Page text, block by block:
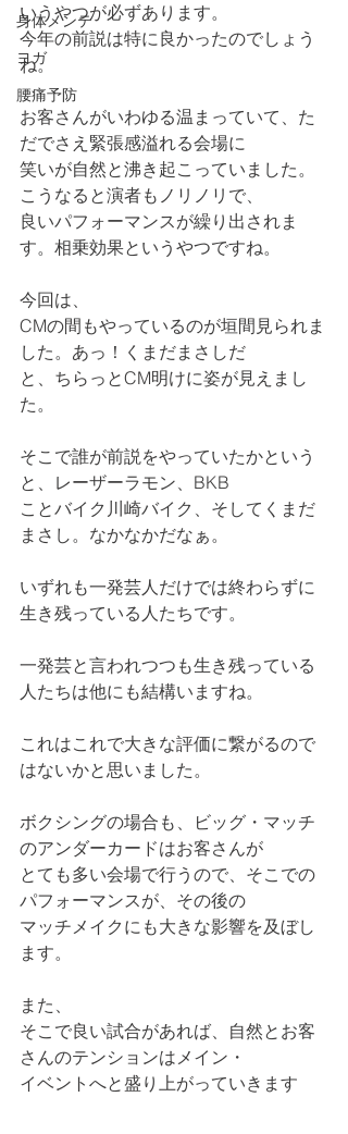
身体メンテ
ヨガ
腰痛予防
いうやつが必ずあります。
今年の前説は特に良かったのでしょう
ね。
お客さんがいわゆる温まっていて、た
だでさえ緊張感溢れる会場に
笑いが自然と沸き起こっていました。
こうなると演者もノリノリで、
良いパフォーマンスが繰り出されま
す。相乗効果というやつですね。
今回は、
CMの間もやっているのが垣間見られま
した。あっ！くまだまさしだ
と、ちらっとCM明けに姿が見えまし
た。
そこで誰が前説をやっていたかという
と、レーザーラモン、BKB
ことバイク川崎バイク、そしてくまだ
まさし。なかなかだなぁ。
いずれも一発芸人だけでは終わらずに
生き残っている人たちです。
一発芸と言われつつも生き残っている
人たちは他にも結構いますね。
これはこれで大きな評価に繋がるので
はないかと思いました。
ボクシングの場合も、ビッグ・マッチ
のアンダーカードはお客さんが
とても多い会場で行うので、そこでの
パフォーマンスが、その後の
マッチメイクにも大きな影響を及ぼし
ます。
また、
そこで良い試合があれば、自然とお客
さんのテンションはメイン・
イベントへと盛り上がっていきます